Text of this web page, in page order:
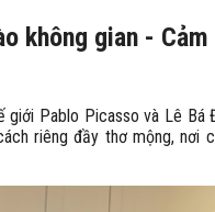
không gian -
Pablo Picasso và Lê Bá
riêng đầy thơ mộng, nơi